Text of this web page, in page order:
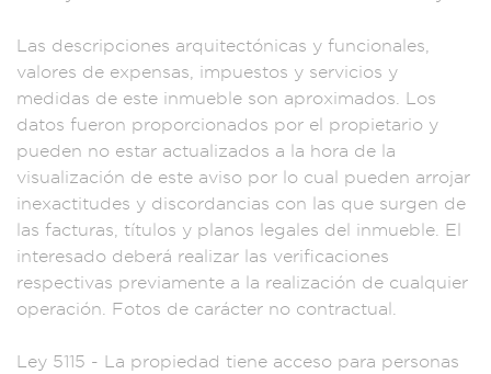
Las descripciones arquitectónicas y funcionales,
valores de expensas, impuestos y servicios y
medidas de este inmueble son aproximados.
Los
datos fueron proporcionados por el propietario y
pueden no estar actualizados a la hora de la
visualización de este aviso por lo cual pueden arrojar
inexactitudes y discordancias con las que surgen de
las facturas, títulos y planos legales del inmueble. El
interesado deberá realizar las verificaciones
respectivas previamente a la realización de cualquier
operación. Fotos de carácter no contractua
Ley 5115 - La propiedad tiene acceso para personas